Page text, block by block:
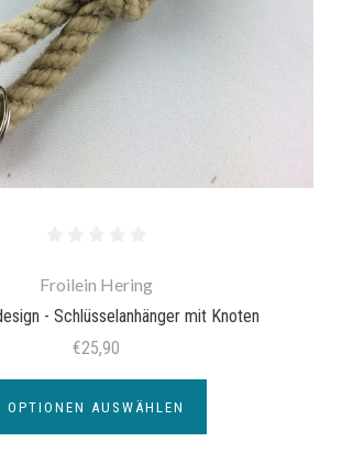
Froilein Hering
- Schlüsselanhänger mit Knoten
€25,90
OPTIONEN AUSWÄHLEN